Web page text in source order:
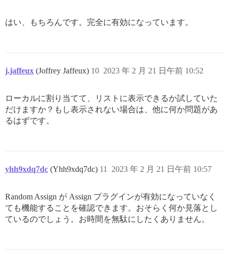
はい、もちろんです。完全に有効になっています。
j.jaffeux (Joffrey Jaffeux) 2023 年 2 月 21 日午前 10:52
10
ローカルに割り当てて、リストに表示できるか試していた
だけますか？もし表示されない場合は、他に何か問題があ
るはずです。
yhh9xdq7dc (Yhh9xdq7dc) 2023 年 2 月 21 日午前 10:57
11
Random Assign が Assign プラグインが有効になっていなく
ても機能することを確認できます。おそらく何か見落とし
ているのでしょう。お時間を無駄にしたくありません。